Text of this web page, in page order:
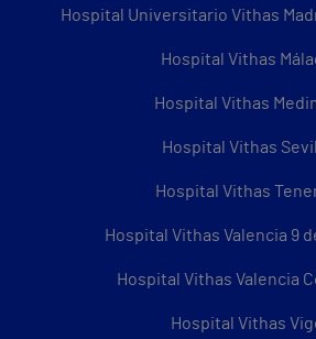
Hospital Universitario Vithas
Hospital Vithas
Hospital Vithas
Hospital Vithas
Hospital Vithas
Hospital Vithas Valencia 9
Hospital Vithas Valencia
Hospital Vithas